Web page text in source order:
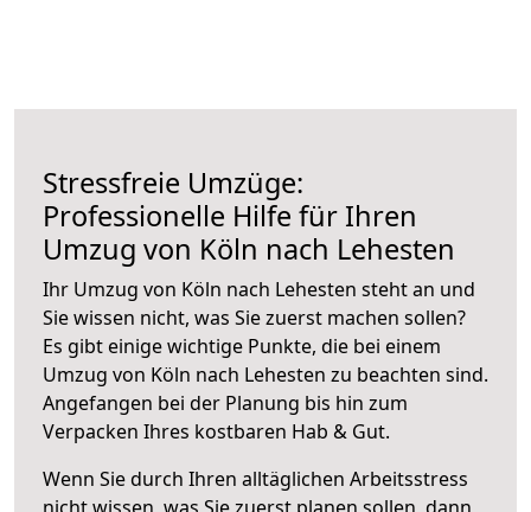
Stressfreie Umzüge:
Professionelle Hilfe für Ihren
Umzug von Köln nach Lehesten
Ihr Umzug von Köln nach Lehesten steht an und
Sie wissen nicht, was Sie zuerst machen sollen?
Es gibt einige wichtige Punkte, die bei einem
Umzug von Köln nach Lehesten zu beachten sind.
Angefangen bei der Planung bis hin zum
Verpacken Ihres kostbaren Hab & Gut.
Wenn Sie durch Ihren alltäglichen Arbeitsstress